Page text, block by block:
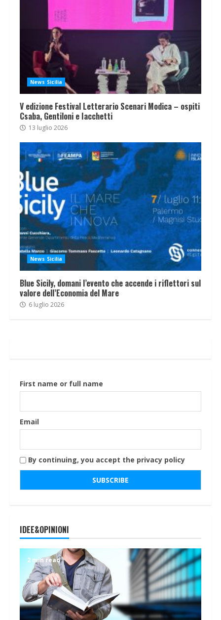
News Sicilia
V edizione Festival Letterario Scenari Modica – ospiti
Csaba, Gentiloni e Iacchetti
13 luglio 2026
News Sicilia
Blue Sicily, domani l’evento che accende i riflettori sul
valore dell’Economia del Mare
6 luglio 2026
First name or full name
Email
By continuing, you accept the privacy policy
IDEE&OPINIONI
2 min read